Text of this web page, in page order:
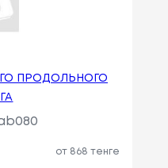
ПРОДОЛЬНОГО
от 868 тенге